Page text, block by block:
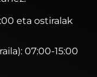
eta ostiralak
07:00-15:00